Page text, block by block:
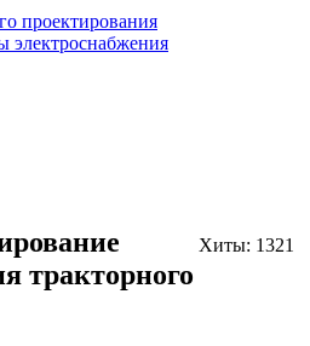
проектирования
электроснабжения
Хиты: 1321
тракторного